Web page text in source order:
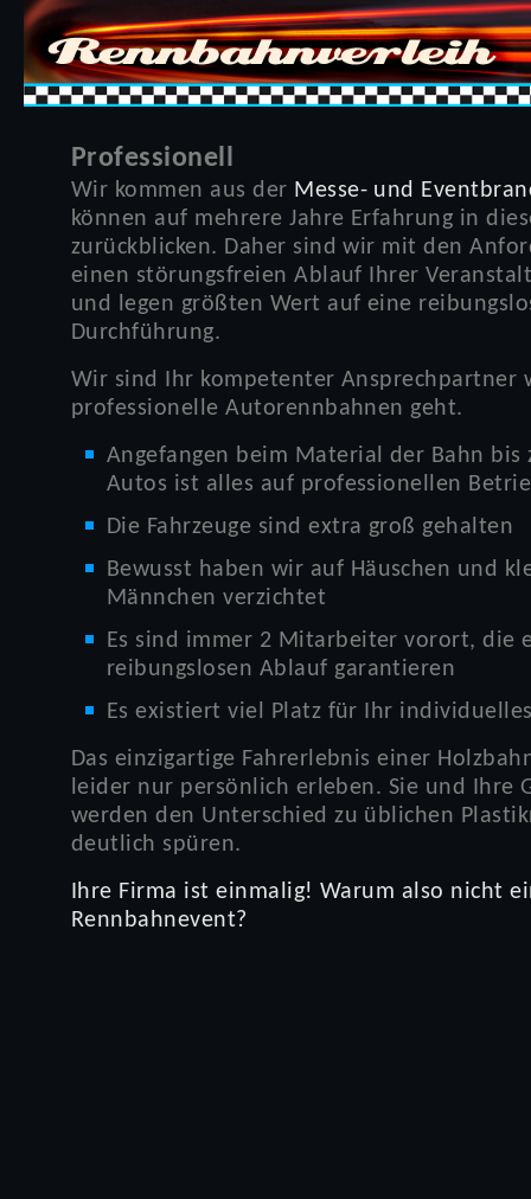
Professionell
Wir kommen aus der Messe- und
können auf mehrere Jahre Erfahrung in
zurückblicken. Daher sind wir mit den
einen störungsfreien Ablauf Ihrer
und legen größten Wert auf eine
Durchführung.
Wir sind Ihr kompetenter Ansprechpartner
professionelle Autorennbahnen geht.
Angefangen beim Material der Bahn bis
Autos ist alles auf professionellen
Die Fahrzeuge sind extra groß gehalten
Bewusst haben wir auf Häuschen und
Männchen verzichtet
Es sind immer 2 Mitarbeiter vorort, die
reibungslosen Ablauf garantieren
Es existiert viel Platz für Ihr
Das einzigartige Fahrerlebnis einer
leider nur persönlich erleben. Sie und Ihre
werden den Unterschied zu üblichen
deutlich spüren.
Ihre Firma ist einmalig! Warum also nicht
Rennbahnevent?